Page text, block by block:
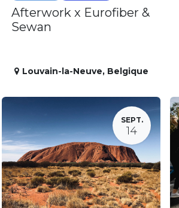
Afterwork x Eurofiber &
Sewan
Louvain-la-Neuve, Belgique
SEPT.
14